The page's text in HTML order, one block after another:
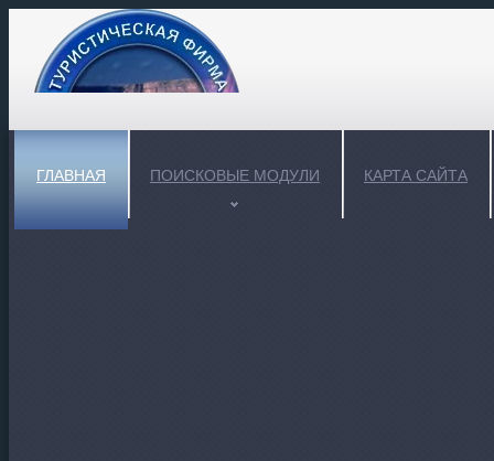
ГЛАВНАЯ ПОИСКОВЫЕ МОДУЛИ КАРТА САЙТА